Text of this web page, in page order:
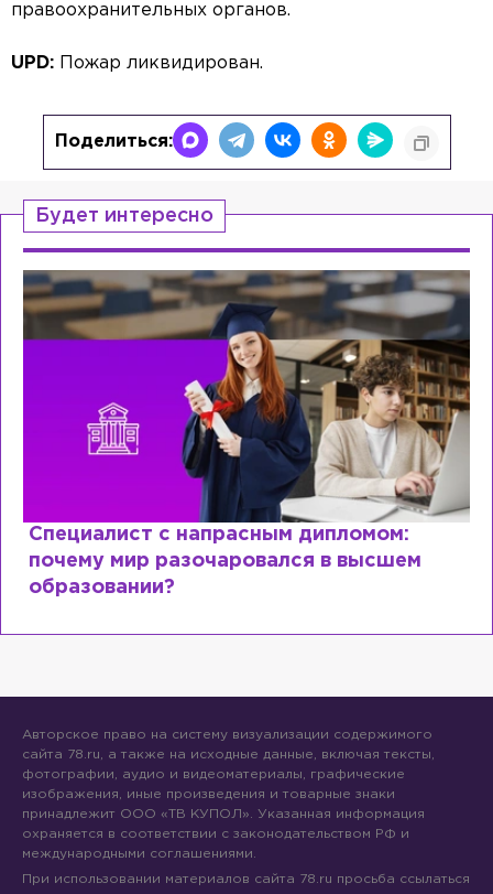
правоохранительных органов.
UPD: Пожар ликвидирован.
Поделиться:
Будет интересно
Специалист с напрасным дипломом:
почему мир разочаровался в высшем
образовании?
Авторское право на систему визуализации содержимого
сайта 78.ru, а также на исходные данные, включая тексты,
фотографии, аудио и видеоматериалы, графические
изображения, иные произведения и товарные знаки
принадлежит ООО «ТВ КУПОЛ». Указанная информация
охраняется в соответствии с законодательством РФ и
международными соглашениями.
При использовании материалов сайта 78.ru просьба ссылаться